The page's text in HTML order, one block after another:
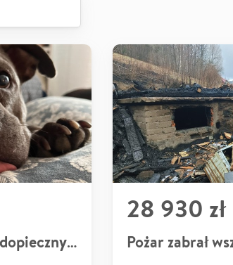
Badania i leczenie podopiecznych
28 930 zł
Pożar zabrał